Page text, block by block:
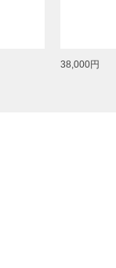
38,000円